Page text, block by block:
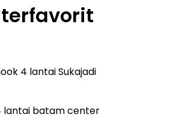
4 lantai Sukajadi
lantai batam center